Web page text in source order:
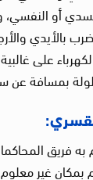
أو النفسي،
بالأيدي
على
بمسافة